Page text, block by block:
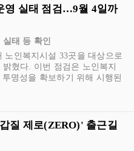
영 실태 점검…9월 4일까
태 등 확인
노인복지시설 33곳을 대상으로
혔다. 이번 점검은 노인복지
명성을 확보하기 위해 시행된
질 제로(ZERO)' 출근길